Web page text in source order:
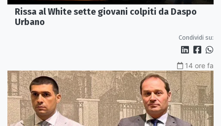
Rissa al White sette giovani colpiti da Daspo
Urbano
Condividi su:
14 ore fa